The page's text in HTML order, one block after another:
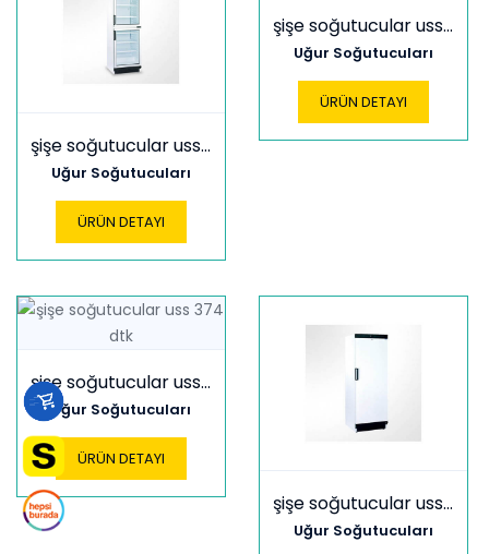
şişe soğutucular uss 374 dık
Uğur Soğutucuları
ÜRÜN DETAYI
şişe soğutucular uss 374 dıkl
Uğur Soğutucuları
ÜRÜN DETAYI
şişe soğutucular uss 374 dtk
Uğur Soğutucuları
ÜRÜN DETAYI
şişe soğutucular uss 374 dtk sd
Uğur Soğutucuları